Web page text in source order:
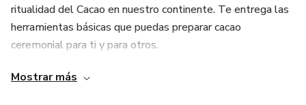
ritualidad del Cacao en nuestro continente. Te entrega las
herramientas básicas que puedas preparar cacao
ceremonial para ti y para otros.
Mostrar más